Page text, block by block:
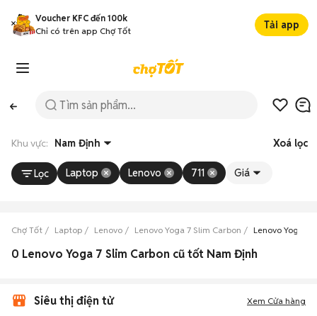
Voucher KFC đến 100k
Chỉ có trên app Chợ Tốt
Tải app
Khu vực: Nam Định Xoá lọc
Lọc Laptop Lenovo 711 Giá
Chợ Tốt Laptop Lenovo Lenovo Yoga 7 Slim Carbon Lenovo Yoga 7
0 Lenovo Yoga 7 Slim Carbon cũ tốt Nam Định
Siêu thị điện tử Xem Cửa hàng